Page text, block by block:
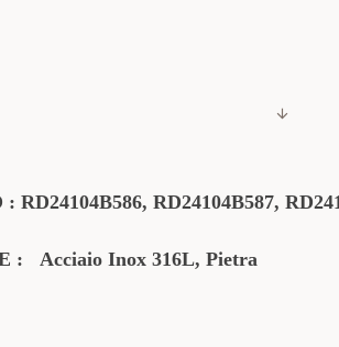
: RD24104B586, RD24104B587,
:
Acciaio Inox 316L, Pietra